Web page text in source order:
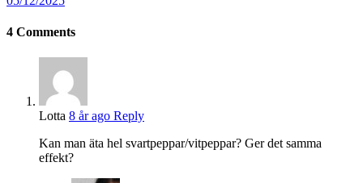
4 Comments
Lotta 8 år ago Reply
Kan man äta hel svartpeppar/vitpeppar? Ger det samma
effekt?